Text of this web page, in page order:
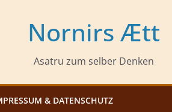
Nornirs Ætt
Asatru zum selber Denken
& DATENSCHUTZ